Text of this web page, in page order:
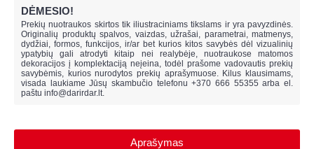
DĖMESIO!
Prekių nuotraukos skirtos tik iliustraciniams tikslams ir yra pavyzdinės.
Originalių produktų spalvos, vaizdas, užrašai, parametrai, matmenys,
dydžiai, formos, funkcijos, ir/ar bet kurios kitos savybės dėl vizualinių
ypatybių gali atrodyti kitaip nei realybėje, nuotraukose matomos
dekoracijos į komplektaciją neįeina, todėl prašome vadovautis prekių
savybėmis, kurios nurodytos prekių aprašymuose. Kilus klausimams,
visada laukiame Jūsų skambučio telefonu +370 666 55355 arba el.
paštu info@darirdar.lt.
Aprašymas